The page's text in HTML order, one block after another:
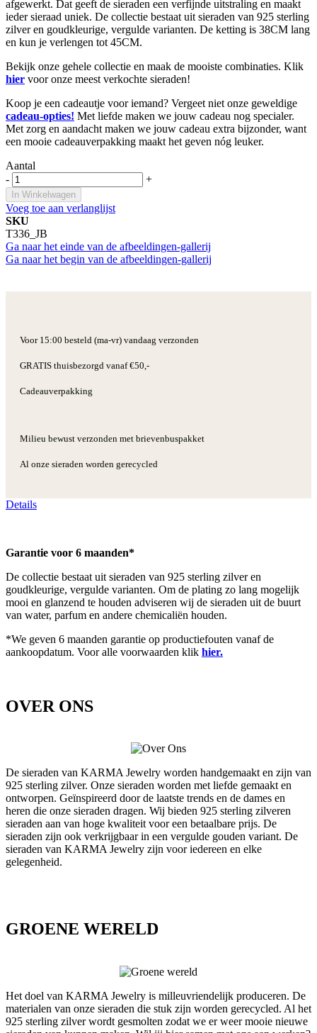
afgewerkt. Dat geeft de sieraden een verfijnde uitstraling en maakt
ieder sieraad uniek. De collectie bestaat uit sieraden van 925 sterling
zilver en goudkleurige, vergulde varianten. De ketting is 38CM lang
en kun je verlengen tot 45CM.
Bekijk onze gehele collectie en maak de mooiste combinaties. Klik
hier voor onze meest verkochte sieraden!
Koop je een cadeautje voor iemand? Vergeet niet onze geweldige
cadeau-opties! Met liefde maken we jouw cadeau nog specialer.
Met zorg en aandacht maken we jouw cadeau extra bijzonder, want
een mooie cadeauverpakking maakt het geven nóg leuker.
Aantal
-
+
In Winkelwagen
Voeg toe aan verlanglijst
SKU
T336_JB
Ga naar het einde van de afbeeldingen-gallerij
Ga naar het begin van de afbeeldingen-gallerij
Voor 15:00 besteld (ma-vr) vandaag verzonden
GRATIS thuisbezorgd vanaf €50,-
Cadeauverpakking
Milieu bewust verzonden met brievenbuspakket
Al onze sieraden worden gerecycled
Details
Garantie voor 6 maanden*
De collectie bestaat uit sieraden van 925 sterling zilver en
goudkleurige, vergulde varianten. Om de plating zo lang mogelijk
mooi en glanzend te houden adviseren wij de sieraden uit de buurt
van water, parfum en andere chemicaliën houden.
*We geven 6 maanden garantie op productiefouten vanaf de
aankoopdatum. Voor alle voorwaarden klik hier.
OVER ONS
De sieraden van KARMA Jewelry worden handgemaakt en zijn van
925 sterling zilver. Onze sieraden worden met liefde gemaakt en
ontworpen. Geïnspireerd door de laatste trends en de dames en
heren die onze sieraden dragen. Wij bieden 925 sterling zilveren
sieraden aan van hoge kwaliteit voor een betaalbare prijs. De
sieraden zijn ook verkrijgbaar in een vergulde gouden variant. De
sieraden van KARMA Jewelry zijn voor iedereen en elke
gelegenheid.
GROENE WERELD
Het doel van KARMA Jewelry is milleuvriendelijk produceren. De
materialen van onze sieraden die stuk zijn worden gerecycled. Al het
925 sterling zilver wordt gesmolten zodat we er weer mooie nieuwe